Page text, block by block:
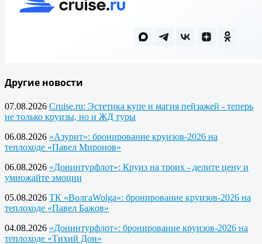
Другие новости
07.08.2026 Cruise.ru: Эстетика купе и магия пейзажей - теперь
не только круизы, но и ЖД туры
06.08.2026 «Азурит»: бронирование круизов-2026 на
теплоходе «Павел Миронов»
06.08.2026 «Донинтурфлот»: Круиз на троих - делите цену и
умножайте эмоции
05.08.2026 ТК «ВолгаWolga»: бронирование круизов-2026 на
теплоходе «Павел Бажов»
04.08.2026 «Донинтурфлот»: бронирование круизов-2026 на
теплоходе «Тихий Дон»